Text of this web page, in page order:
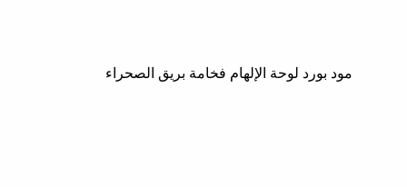
مود بورد لوحة الإلهام فخامة بريق الصحراء